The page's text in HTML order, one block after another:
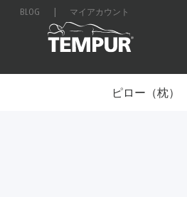
BLOG マイアカウント
ピロー（枕）
ホーム ホーム＆トラベル